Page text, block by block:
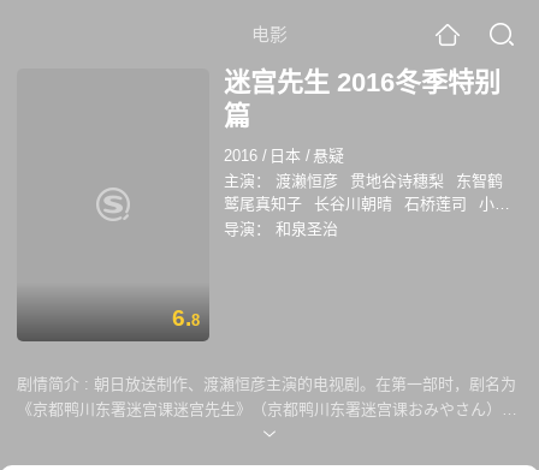
电影
6.8
迷宫先生 2016冬季特别
篇
2016 / 日本 / 悬疑
主演：
渡濑恒彦 贯地谷诗穗梨
东智鹤
鹫尾真知子
长谷川朝晴 石桥莲司
小野
寺昭
多岐川裕美
导演： 和泉圣治
剧情简介 : 朝日放送制作、渡瀬恒彦主演的电视剧。在第一部时，剧名为
《京都鸭川东署迷宫课迷宫先生》（京都鸭川东署迷宫课おみやさん）于
2002年播放。2003年从第二部起剧名简化为《迷宫先生》。 一般案